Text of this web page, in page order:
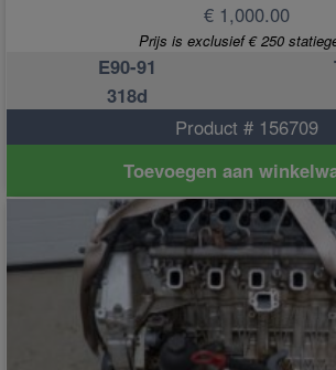
€ 1,000.00
Prijs is exclusief € 250
E90-91
318d
Product # 156709
Toevoegen aan